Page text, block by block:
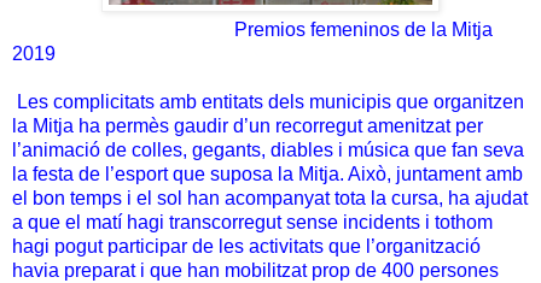
Premios femeninos de la Mitja
2019
Les complicitats amb entitats dels municipis que organitzen
la Mitja ha permès gaudir d’un recorregut amenitzat per
l’animació de colles, gegants, diables i música que fan seva
la festa de l’esport que suposa la Mitja. Això, juntament amb
el bon temps i el sol han acompanyat tota la cursa, ha ajudat
a que el matí hagi transcorregut sense incidents i tothom
hagi pogut participar de les activitats que l’organització
havia preparat i que han mobilitzat prop de 400 persones